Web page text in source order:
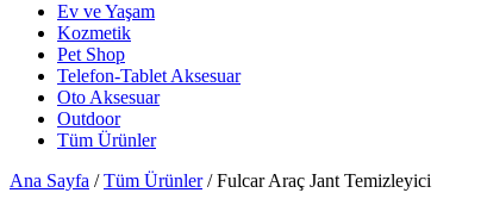
Ev ve Yaşam
Kozmetik
Pet Shop
Telefon-Tablet Aksesuar
Oto Aksesuar
Outdoor
Tüm Ürünler
Ana Sayfa /Tüm Ürünler/ Fulcar Araç Jant Temizleyici